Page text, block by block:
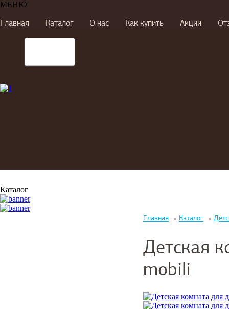
МЕНЮ
Главная Каталог О нас Как купить Акции
Каталог
Главная » Каталог »
Детская
mobili